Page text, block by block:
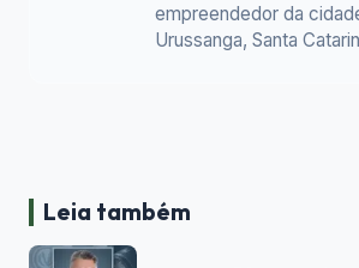
empreendedor da
Urussanga, Santa
Leia também